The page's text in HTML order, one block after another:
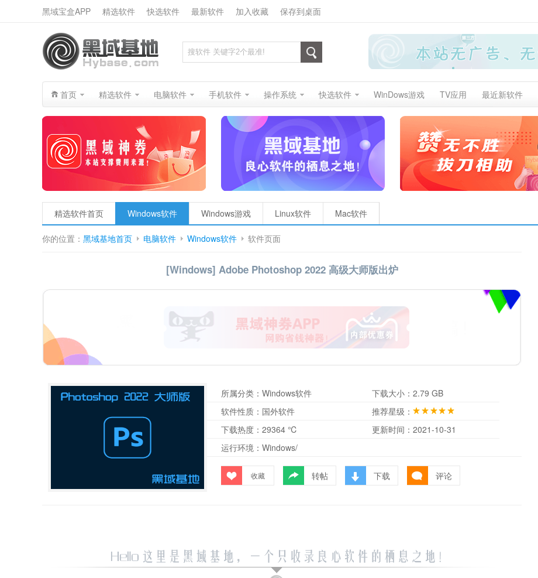
黑域宝盒APP 精选软件 快选软件 最新软件 加入收藏 保存到桌面
首页 精选软件 电脑软件 手机软件 操作系统 快选软件 WinDows游戏 TV应用 最近新软件
精选软件首页 Windows软件 Windows游戏 Linux软件 Mac软件
你的位置： 黑域基地首页 电脑软件 Windows软件 软件页面
[Windows] Adobe Photoshop 2022 高级大师版出炉
所属分类： Windows软件 下载大小： 2.79 GB
软件性质： 国外软件
推荐星级：
下载热度： 29364 ℃ 更新时间： 2021-10-31
运行环境： Windows/
收藏 转帖 下载 评论